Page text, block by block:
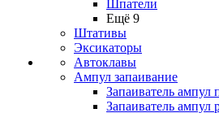
Шпатели
Ещё 9
Штативы
Эксикаторы
Автоклавы
Ампул запаивание
Запаиватель ампул
Запаиватель ампул